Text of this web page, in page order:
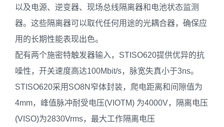
以及电源、逆变器、现场总线隔离器和电池状态监测
器。这些隔离器可以取代任何用途的光耦合器，确保应
用的长期性能表现出色。
配有两个施密特触发器输入，STISO620提供优异的抗
噪性，开关速度高达100Mbit/s，脉宽失真小于3ns。
STISO620采用SO8N窄体封装，爬电距离和间隙值为
4mm，峰值脉冲耐受电压(VIOTM) 为4000V，隔离电压
(VISO)为2830Vrms，最大工作隔离电压